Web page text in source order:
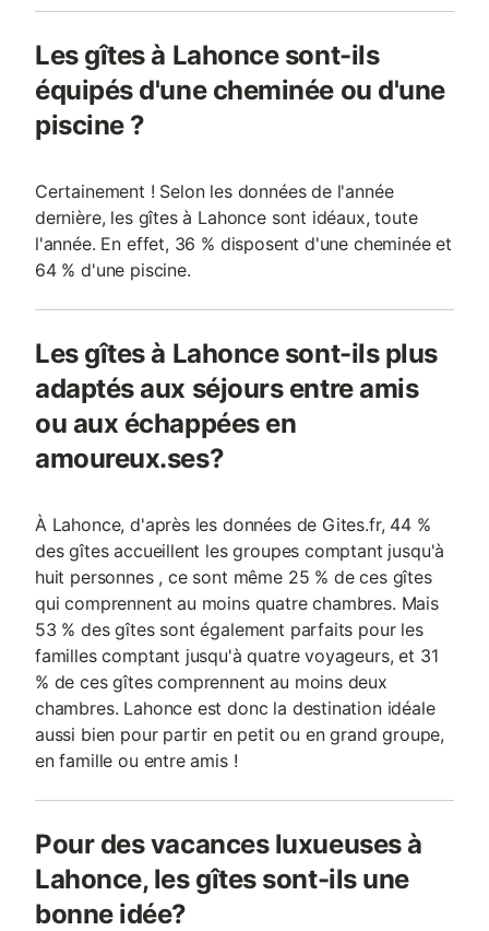
Les gîtes à Lahonce sont-ils
équipés d'une cheminée ou d'une
piscine ?
Certainement ! Selon les données de l'année
dernière, les gîtes à Lahonce sont idéaux, toute
l'année. En effet, 36 % disposent d'une cheminée et
64 % d'une piscine.
Les gîtes à Lahonce sont-ils plus
adaptés aux séjours entre amis
ou aux échappées en
amoureux.ses?
À Lahonce, d'après les données de Gites.fr, 44 %
des gîtes accueillent les groupes comptant jusqu'à
huit personnes , ce sont même 25 % de ces gîtes
qui comprennent au moins quatre chambres. Mais
53 % des gîtes sont également parfaits pour les
familles comptant jusqu'à quatre voyageurs, et 31
% de ces gîtes comprennent au moins deux
chambres. Lahonce est donc la destination idéale
aussi bien pour partir en petit ou en grand groupe,
en famille ou entre amis !
Pour des vacances luxueuses à
Lahonce, les gîtes sont-ils une
bonne idée?